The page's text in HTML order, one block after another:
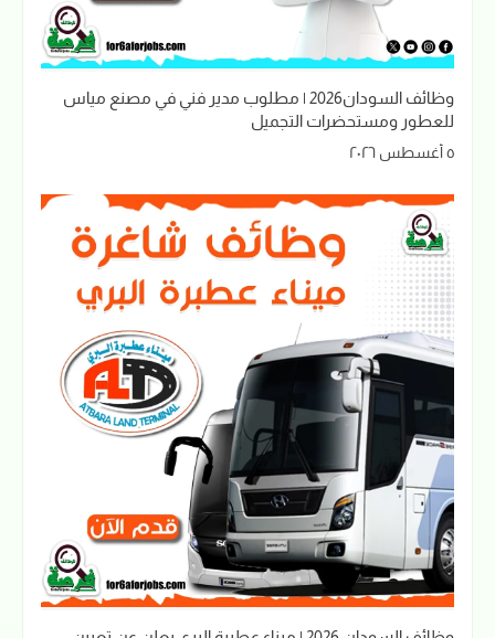
وظائف السودان2026 | مطلوب مدير فني في مصنع مياس
للعطور ومستحضرات التجميل
٥ أغسطس ٢٠٢٦